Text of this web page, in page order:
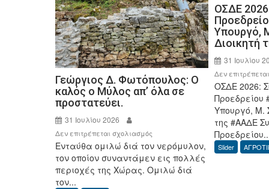
Γεώργιος Δ. Φωτόπουλος: Ο
καλός ο Μύλος απ’ όλα σε
προστατεύει.
31 Ιουλίου 2026
Δεν επιτρέπεται σχολιασμός
Γεώργιος
Δ.
Φωτόπουλος:
Ενταύθα ομιλώ διά τον νερόμυλον,
τον οποίον συναντάμεν εις πολλές
περιοχές της Χώρας. Ομιλώ διά
τον...
ΟΣΔΕ
Υπουργό,
Διοικητή
31 Ιουλίου
Δεν
ΟΣΔΕ 2026:
Προεδρείου
Υπουργό, Μ.
της #ΑΑΔΕ
Slider